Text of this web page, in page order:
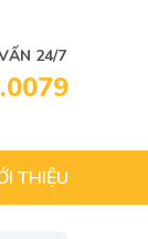
24/7
THIỆU